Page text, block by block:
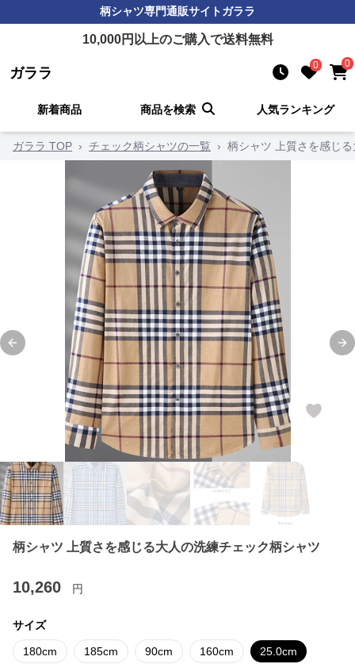
柄シャツ専門通販サイトガララ
10,000円以上のご購入で送料無料
ガララ 0 0
新着商品 商品を検索 人気ランキング
ガララ TOP › チェック柄シャツの一覧 › 柄シャツ 上質さを感じ
Previous slide
柄シャツ 上質さを感じる大人の洗練チェック柄シャツ
10,260 円
サイズ
180cm 185cm 90cm 160cm 25.0cm